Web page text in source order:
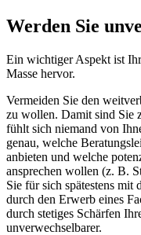
Werden Sie
Ein wichtiger Aspekt ist
Masse hervor.
Vermeiden Sie den
zu wollen. Damit sind Sie
fühlt sich niemand von
genau, welche
anbieten und welche
ansprechen wollen (z. B.
Sie für sich spätestens mit
durch den Erwerb eines
durch stetiges Schärfen
unverwechselbarer.